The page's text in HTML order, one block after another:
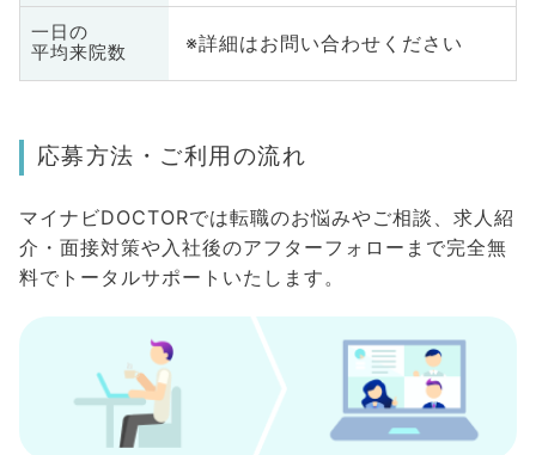
一日の
平均来院数
※詳細はお問い合わせください
応募方法・ご利用の流れ
マイナビDOCTORでは転職のお悩みやご相談、求人紹
介・面接対策や入社後のアフターフォローまで完全無
料でトータルサポートいたします。